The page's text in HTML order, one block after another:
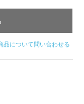
品について問い合わせる